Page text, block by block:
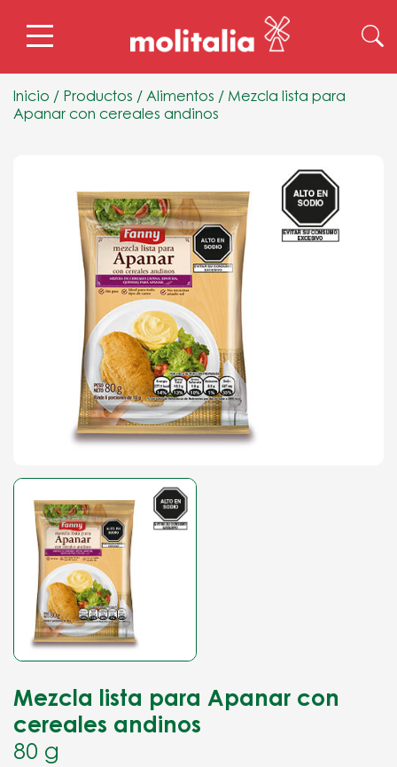
Inicio / Productos / Alimentos / Mezcla lista para
Apanar con cereales andinos
Mezcla lista para Apanar con
cereales andinos
80 g